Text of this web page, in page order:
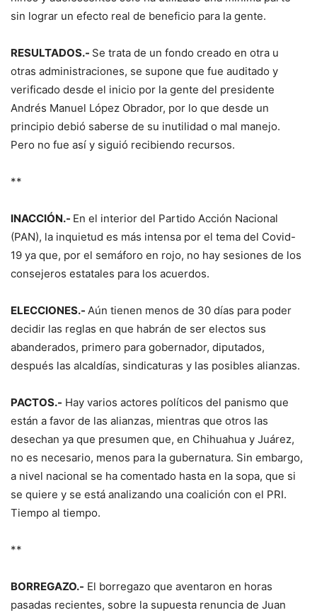
sin lograr un efecto real de beneficio para la gente.
RESULTADOS.- Se trata de un fondo creado en otra u
otras administraciones, se supone que fue auditado y
verificado desde el inicio por la gente del presidente
Andrés Manuel López Obrador, por lo que desde un
principio debió saberse de su inutilidad o mal manejo.
Pero no fue así y siguió recibiendo recursos.
**
INACCIÓN.- En el interior del Partido Acción Nacional
(PAN), la inquietud es más intensa por el tema del Covid-
19 ya que, por el semáforo en rojo, no hay sesiones de los
consejeros estatales para los acuerdos.
ELECCIONES.- Aún tienen menos de 30 días para poder
decidir las reglas en que habrán de ser electos sus
abanderados, primero para gobernador, diputados,
después las alcaldías, sindicaturas y las posibles alianzas.
PACTOS.- Hay varios actores políticos del panismo que
están a favor de las alianzas, mientras que otros las
desechan ya que presumen que, en Chihuahua y Juárez,
no es necesario, menos para la gubernatura. Sin embargo,
a nivel nacional se ha comentado hasta en la sopa, que si
se quiere y se está analizando una coalición con el PRI.
Tiempo al tiempo.
**
BORREGAZO.- El borregazo que aventaron en horas
pasadas recientes, sobre la supuesta renuncia de Juan